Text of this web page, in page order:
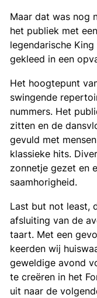
Maar dat was nog
het publiek met
legendarische King
gekleed in een
Het hoogtepunt
swingende
nummers. Het
zitten en de
gevuld met
klassieke hits.
zonnetje gezet en
saamhorigheid.
Last but not least,
afsluiting van de
taart. Met een
keerden wij
geweldige avond
te creëren in het
uit naar de